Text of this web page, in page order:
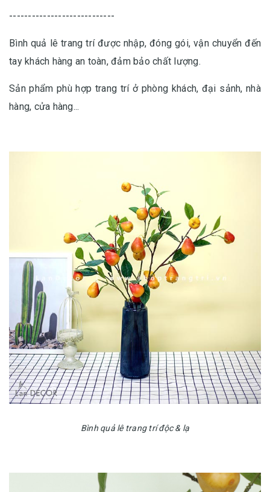
----------------------------
Bình quả lê trang trí được nhập, đóng gói, vận chuyển đến
tay khách hàng an toàn, đảm bảo chất lượng.
Sản phẩm phù hợp trang trí ở phòng khách, đại sảnh, nhà
hàng, cửa hàng...
Bình quả lê trang trí độc & lạ